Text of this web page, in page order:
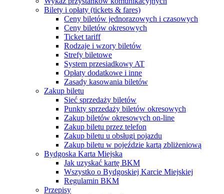
Bilety i opłaty (tickets & fares)
Ceny biletów jednorazowych i czasowych
Ceny biletów okresowych
Ticket tariff
Rodzaje i wzory biletów
Strefy biletowe
System przesiadkowy AT
Opłaty dodatkowe i inne
Zasady kasowania biletów
Zakup biletu
Sieć sprzedaży biletów
Punkty sprzedaży biletów okresowych
Zakup biletów okresowych on-line
Zakup biletu przez telefon
Zakup biletu u obsługi pojazdu
Zakup biletu w pojeździe kartą zbliżeniową
Bydgoska Karta Miejska
Jak uzyskać kartę BKM
Wszystko o Bydgoskiej Karcie Miejskiej
Regulamin BKM
Przepisy